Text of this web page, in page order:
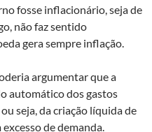
fosse inflacionário, seja de
não faz sentido
gera sempre inflação.
argumentar que a
automático dos gastos
seja, da criação líquida de
de demanda.